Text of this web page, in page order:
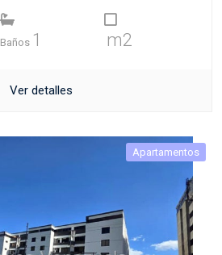
Baños 1 m2
Ver detalles
Apartamentos